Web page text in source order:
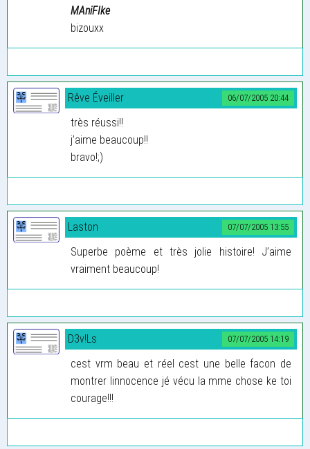
MAniFIke
bizouxx
06/07/2005 20:44
Rêve Éveiller
très réussi!!
j’aime beaucoup!!
bravo!;)
07/07/2005 13:55
Laston
Superbe poème et très jolie histoire! J’aime
vraiment beaucoup!
07/07/2005 14:19
D3v!Ls
cest vrm beau et réel cest une belle facon de
montrer linnocence jé vécu la mme chose ke toi
courage!!!